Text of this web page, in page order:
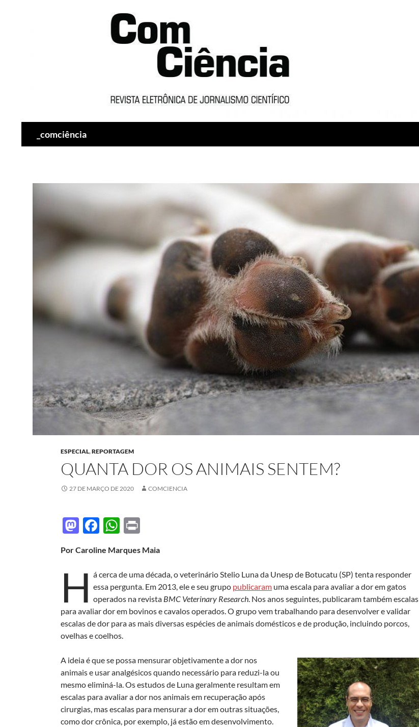
_comciência
ESPECIAL,REPORTAGEM
QUANTA DOR OS ANIMAIS SENTEM?
27 DE MARÇO DE 2020 COMCIENCIA
M
to
d
o
n
F
e
b
o
o
k
W
at
s
A
p
p
nt
Por Caroline Marques Maia
H á cerca de uma década, o veterinário Stelio Luna da Unesp de Botucatu (SP) tenta responder
essa pergunta. Em 2013, ele e seu grupo publicaram uma escala para avaliar a dor em gatos
operados na revista BMC Veterinary Research. Nos anos seguintes, publicaram também escalas
para avaliar dor em bovinos e cavalos operados. O grupo vem trabalhando para desenvolver e validar
escalas de dor para as mais diversas espécies de animais domésticos e de produção, incluindo porcos,
ovelhas e coelhos.
A ideia é que se possa mensurar objetivamente a dor nos
animais e usar analgésicos quando necessário para reduzi-la ou
mesmo eliminá-la. Os estudos de Luna geralmente resultam em
escalas para avaliar a dor nos animais em recuperação após
cirurgias, mas escalas para mensurar a dor em outras situações,
como dor crônica, por exemplo, já estão em desenvolvimento.